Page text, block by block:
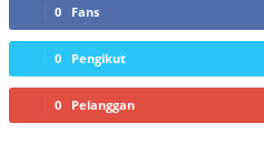
0 Fans
0 Pengikut
0 Pelanggan